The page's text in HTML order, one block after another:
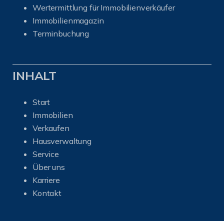
Wertermittlung für Immobilienverkäufer
Immobilienmagazin
Terminbuchung
INHALT
Start
Immobilien
Verkaufen
Hausverwaltung
Service
Über uns
Karriere
Kontakt